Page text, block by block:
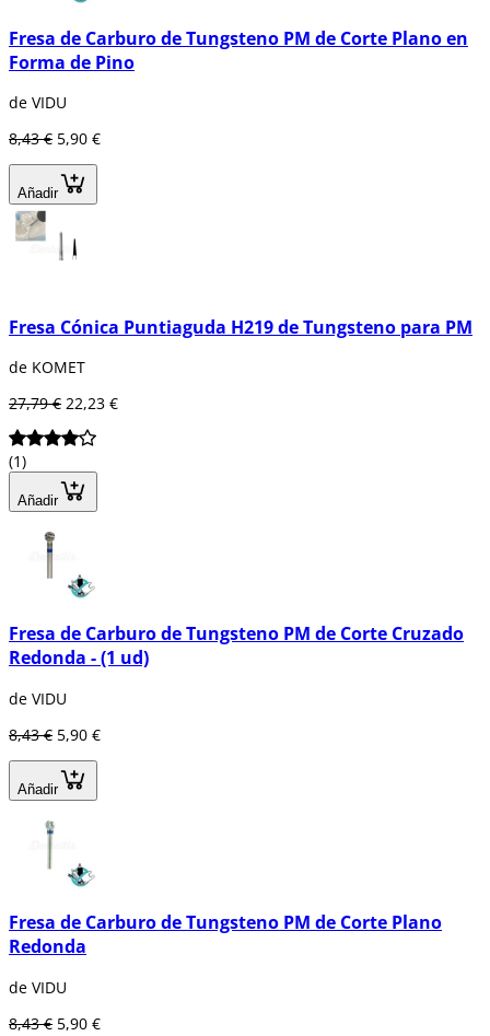
Fresa de Carburo de Tungsteno PM de Corte Plano en
Forma de Pino
de VIDU
8,43 € 5,90 €
Añadir
Fresa Cónica Puntiaguda H219 de Tungsteno para PM
de KOMET
27,79 € 22,23 €
(1)
Añadir
Fresa de Carburo de Tungsteno PM de Corte Cruzado
Redonda - (1 ud)
de VIDU
8,43 € 5,90 €
Añadir
Fresa de Carburo de Tungsteno PM de Corte Plano
Redonda
de VIDU
8,43 € 5,90 €